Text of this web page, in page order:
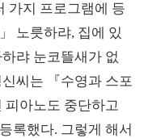
가지 프로그램에 등
노릇하랴, 집에 있
랴 눈코뜰새가 없
씨는 『수영과 스포
피아노도 중단하고
록했다. 그렇게 해서